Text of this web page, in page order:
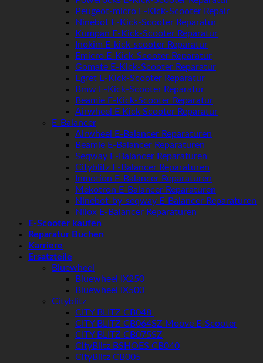
Peugeot-micro E-Kick-Scooter Repair
Ninebot E-Kick-Scooter Reparatur
Kumpan E-Kick-Scooter Reparatur
Inokim E-kick-scooter Reparatur
Emicro E-Kick-Scooter Reparatur
Gomate E-Kick-Scooter Reparatur
Egret E-Kick-Scooter Reparatur
Bmw E-Kick-Scooter Reparatur
Beamie E-Kick-Scooter Reparatur
Airwheel E Kick Scooter Reparatur
E-Balancer
Airwheel E-Balancer Reparaturen
Beamie E-Balancer Reparaturen
Seqway E-Balancer Reparaturen
Cityblitz E-Balancer Reparaturen
Inmotion E-Balancer Reparaturen
Mekotron E-Balancer Reparaturen
Ninebot-by-seqway E-Balancer Reparaturen
Nilox E-Balancer Reparaturen
E-Scooter kaufen
Reparatur Buchen
Karriere
Ersatzteile
Bluewheel
Bluewheel IX250
Bluewheel IX500
Cityblitz
CITY BLITZ CB048
CITY BLITZ CB064SZ Moove E-Scooter
CITY BLITZ CB075SZ
CityBlitz BSHOES CB040
CityBlitz CB005